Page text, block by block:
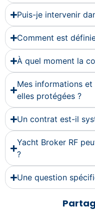
Puis-je intervenir
Comment est
À quel moment la
Mes informations
elles protégées ?
Un contrat est-il
Yacht Broker RF
?
Une question